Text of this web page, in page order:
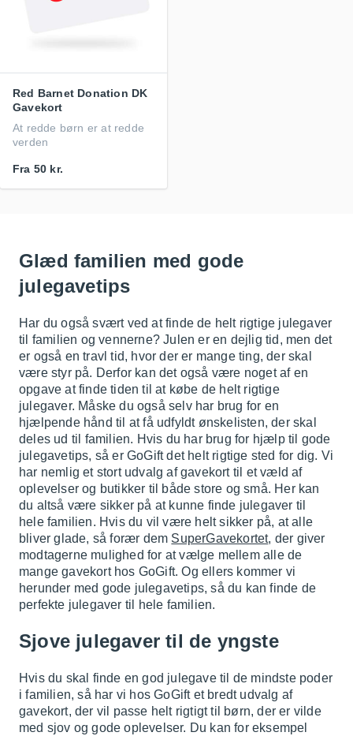
Red Barnet Donation DK
Gavekort
At redde børn er at redde
verden
Fra 50 kr.
Glæd familien med gode
julegavetips
Har du også svært ved at finde de helt rigtige julegaver
til familien og vennerne? Julen er en dejlig tid, men det
er også en travl tid, hvor der er mange ting, der skal
være styr på. Derfor kan det også være noget af en
opgave at finde tiden til at købe de helt rigtige
julegaver. Måske du også selv har brug for en
hjælpende hånd til at få udfyldt ønskelisten, der skal
deles ud til familien. Hvis du har brug for hjælp til gode
julegavetips, så er GoGift det helt rigtige sted for dig. Vi
har nemlig et stort udvalg af gavekort til et væld af
oplevelser og butikker til både store og små. Her kan
du altså være sikker på at kunne finde julegaver til
hele familien. Hvis du vil være helt sikker på, at alle
bliver glade, så forær dem SuperGavekortet, der giver
modtagerne mulighed for at vælge mellem alle de
mange gavekort hos GoGift. Og ellers kommer vi
herunder med gode julegavetips, så du kan finde de
perfekte julegaver til hele familien.
Sjove julegaver til de yngste
Hvis du skal finde en god julegave til de mindste poder
i familien, så har vi hos GoGift et bredt udvalg af
gavekort, der vil passe helt rigtigt til børn, der er vilde
med sjov og gode oplevelser. Du kan for eksempel